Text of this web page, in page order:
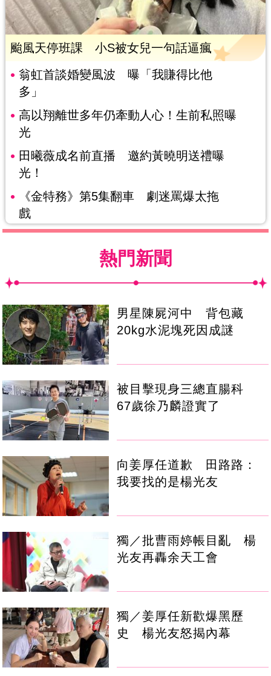
颱風天停班課 小S被女兒一句話逼瘋
翁虹首談婚變風波 曝「我賺得比他
多」
高以翔離世多年仍牽動人心！生前私照曝
光
田曦薇成名前直播 邀約黃曉明送禮曝
光！
《金特務》第5集翻車 劇迷罵爆太拖
戲
熱門新聞
男星陳屍河中 背包藏
20kg水泥塊死因成謎
被目擊現身三總直腸科
67歲徐乃麟證實了
向姜厚任道歉 田路路：
我要找的是楊光友
獨／批曹雨婷帳目亂 楊
光友再轟余天工會
獨／姜厚任新歡爆黑歷
史 楊光友怒揭內幕